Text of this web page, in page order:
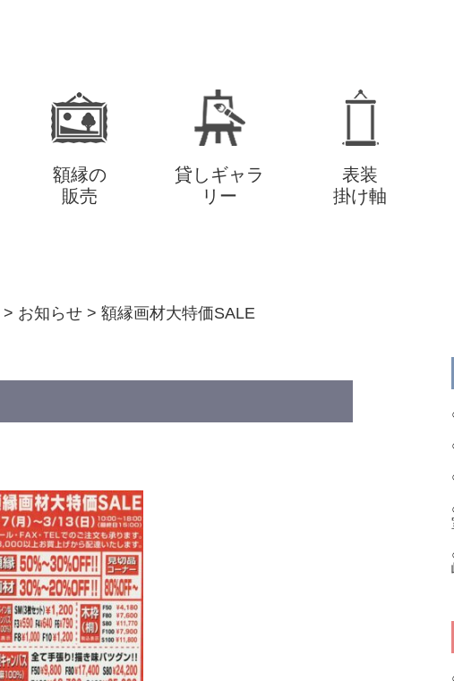
額縁の
販売
貸しギャラ
リー
表装
掛け軸
> お知らせ > 額縁画材大特価SALE